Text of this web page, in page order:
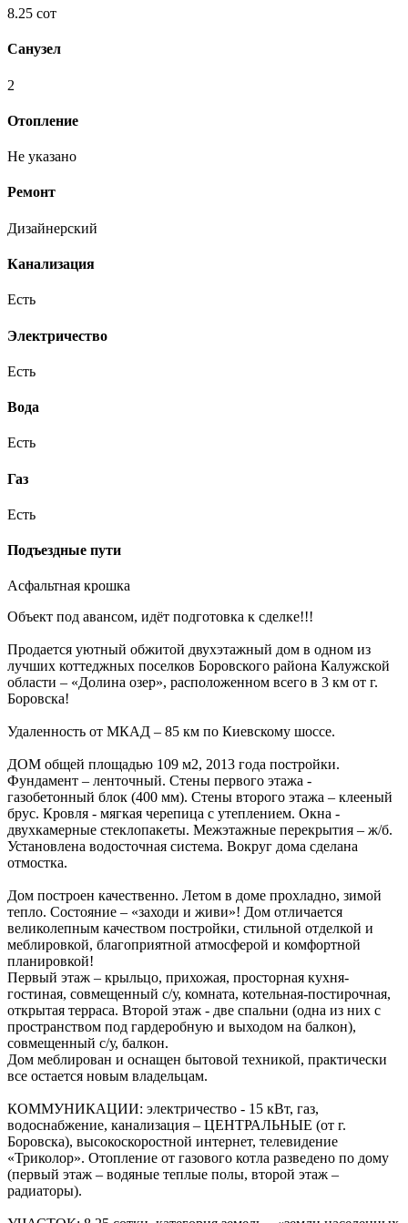
8.25 сот
Санузел
2
Отопление
Не указано
Ремонт
Дизайнерский
Канализация
Есть
Электричество
Есть
Вода
Есть
Газ
Есть
Подъездные пути
Асфальтная крошка
Объект под авансом, идёт подготовка к сделке!!!
Продается уютный обжитой двухэтажный дом в одном из
лучших коттеджных поселков Боровского района Калужской
области – «Долина озер», расположенном всего в 3 км от г.
Боровска!
Удаленность от МКАД – 85 км по Киевскому шоссе.
ДОМ общей площадью 109 м2, 2013 года постройки.
Фундамент – ленточный. Стены первого этажа -
газобетонный блок (400 мм). Стены второго этажа – клееный
брус. Кровля - мягкая черепица с утеплением. Окна -
двухкамерные стеклопакеты. Межэтажные перекрытия – ж/б.
Установлена водосточная система. Вокруг дома сделана
отмостка.
Дом построен качественно. Летом в доме прохладно, зимой
тепло. Состояние – «заходи и живи»! Дом отличается
великолепным качеством постройки, стильной отделкой и
меблировкой, благоприятной атмосферой и комфортной
планировкой!
Первый этаж – крыльцо, прихожая, просторная кухня-
гостиная, совмещенный с/у, комната, котельная-постирочная,
открытая терраса. Второй этаж - две спальни (одна из них с
пространством под гардеробную и выходом на балкон),
совмещенный с/у, балкон.
Дом меблирован и оснащен бытовой техникой, практически
все остается новым владельцам.
КОММУНИКАЦИИ: электричество - 15 кВт, газ,
водоснабжение, канализация – ЦЕНТРАЛЬНЫЕ (от г.
Боровска), высокоскоростной интернет, телевидение
«Триколор». Отопление от газового котла разведено по дому
(первый этаж – водяные теплые полы, второй этаж –
радиаторы).